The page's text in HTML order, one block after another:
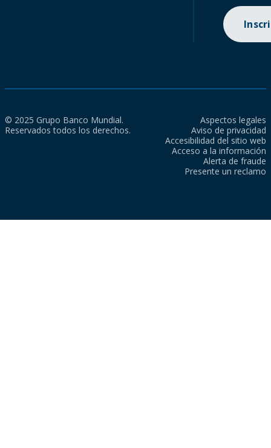
© 2025 Grupo Banco Mundial.
Reservados todos los derechos.
Aspectos legales
Aviso de privacidad
Accesibilidad del sitio web
Acceso a la información
Alerta de fraude
Presente un reclamo